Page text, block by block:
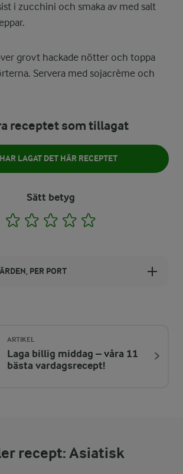
i zucchini och smaka av med salt
grovt hackade nötter och toppa
Servera med sojacrème och
receptet som tillagat
LAGAT DET HÄR RECEPTET
Sätt betyg
1 2 3 4
PER PORT
%
PER PORT
ARTIKEL
Laga billig middag – våra 11
bästa vardagsrecept!
recept: Asiatisk